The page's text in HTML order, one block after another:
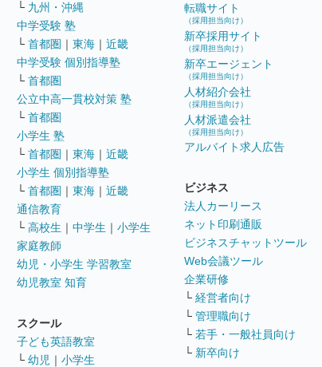
└ 九州・沖縄
中学受験 塾
└ 首都圏 ｜ 東海 ｜ 近畿
中学受験 個別指導塾
└ 首都圏
公立中高一貫校対策 塾
└ 首都圏
小学生 塾
└ 首都圏 ｜ 東海 ｜ 近畿
小学生 個別指導塾
└ 首都圏 ｜ 東海 ｜ 近畿
通信教育
└ 高校生 ｜ 中学生 ｜ 小学生
家庭教師
幼児・小学生 学習教室
幼児教室 知育
スクール
子ども英語教室
└ 幼児 ｜ 小学生
転職サイト
（採用担当向け）
新卒採用サイト
（採用担当向け）
新卒エージェント
（採用担当向け）
人材紹介会社
（採用担当向け）
人材派遣会社
（採用担当向け）
アルバイト求人広告
ビジネス
法人カーリース
ネット印刷通販
ビジネスチャットツール
Web会議ツール
企業研修
└ 経営者向け
└ 管理職向け
└ 若手・一般社員向け
└ 新卒向け